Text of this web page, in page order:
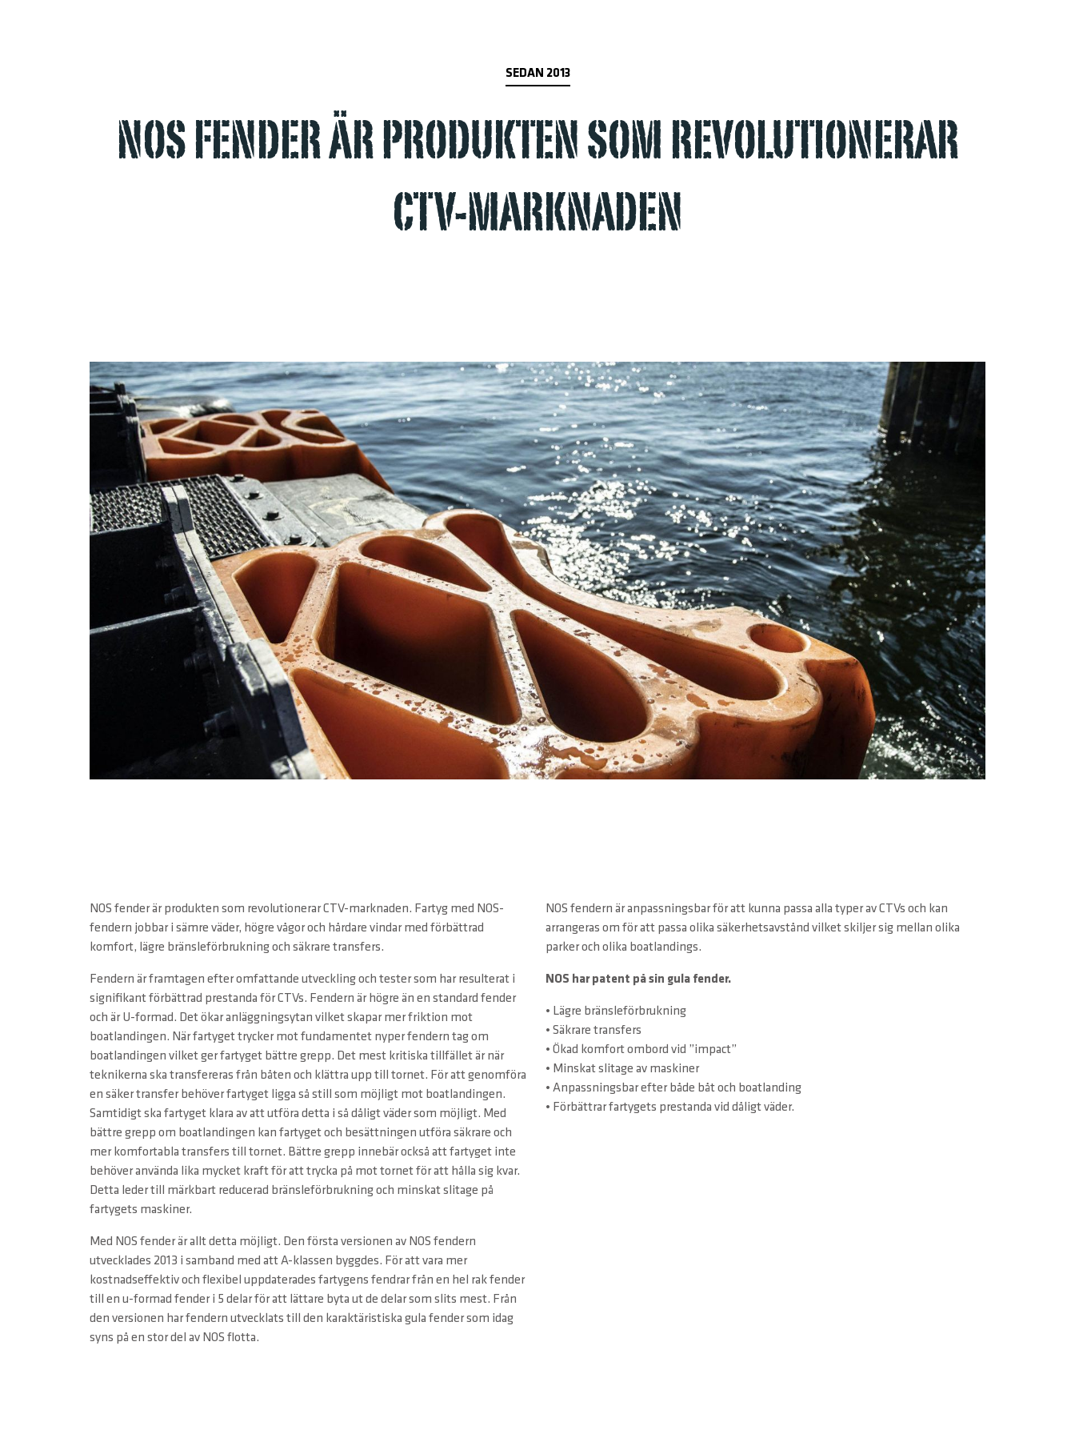
SEDAN 2013
NOS FENDER ÄR PRODUKTEN SOM REVOLUTIONERAR
CTV-MARKNADEN
NOS fender är produkten som revolutionerar CTV-marknaden. Fartyg med NOS-
fendern jobbar i sämre väder, högre vågor och hårdare vindar med förbättrad
komfort, lägre bränsleförbrukning och säkrare transfers.
Fendern är framtagen efter omfattande utveckling och tester som har resulterat i
signifikant förbättrad prestanda för CTVs. Fendern är högre än en standard fender
och är U-formad. Det ökar anläggningsytan vilket skapar mer friktion mot
boatlandingen. När fartyget trycker mot fundamentet nyper fendern tag om
boatlandingen vilket ger fartyget bättre grepp. Det mest kritiska tillfället är när
teknikerna ska transfereras från båten och klättra upp till tornet. För att genomföra
en säker transfer behöver fartyget ligga så still som möjligt mot boatlandingen.
Samtidigt ska fartyget klara av att utföra detta i så dåligt väder som möjligt. Med
bättre grepp om boatlandingen kan fartyget och besättningen utföra säkrare och
mer komfortabla transfers till tornet. Bättre grepp innebär också att fartyget inte
behöver använda lika mycket kraft för att trycka på mot tornet för att hålla sig kvar.
Detta leder till märkbart reducerad bränsleförbrukning och minskat slitage på
fartygets maskiner.
Med NOS fender är allt detta möjligt. Den första versionen av NOS fendern
utvecklades 2013 i samband med att A-klassen byggdes. För att vara mer
kostnadseffektiv och flexibel uppdaterades fartygens fendrar från en hel rak fender
till en u-formad fender i 5 delar för att lättare byta ut de delar som slits mest. Från
den versionen har fendern utvecklats till den karaktäristiska gula fender som idag
syns på en stor del av NOS flotta.
NOS fendern är anpassningsbar för att kunna passa alla typer av CTVs och kan
arrangeras om för att passa olika säkerhetsavstånd vilket skiljer sig mellan olika
parker och olika boatlandings.
NOS har patent på sin gula fender.
• Lägre bränsleförbrukning
• Säkrare transfers
• Ökad komfort ombord vid ”impact”
• Minskat slitage av maskiner
• Anpassningsbar efter både båt och boatlanding
• Förbättrar fartygets prestanda vid dåligt väder.